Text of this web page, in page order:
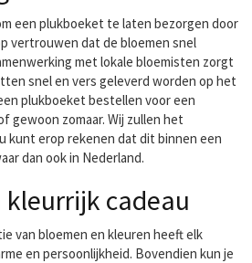
een plukboeket te laten bezorgen door
vertrouwen dat de bloemen snel
met lokale bloemisten zorgt
snel en vers geleverd worden op het
plukboeket bestellen voor een
gewoon zomaar. Wij zullen het
kunt erop rekenen dat dit binnen een
dan ook in Nederland.
kleurrijk cadeau
van bloemen en kleuren heeft elk
en persoonlijkheid. Bovendien kun je